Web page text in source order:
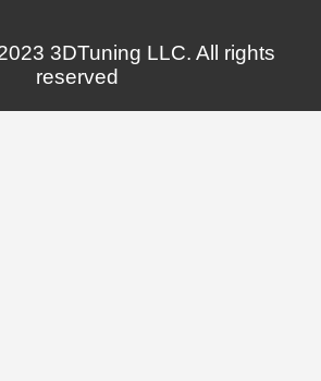
3DTuning LLC. All rights
reserved